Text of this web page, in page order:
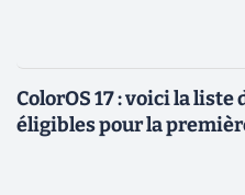
ColorOS 17 : voici la liste
éligibles pour la